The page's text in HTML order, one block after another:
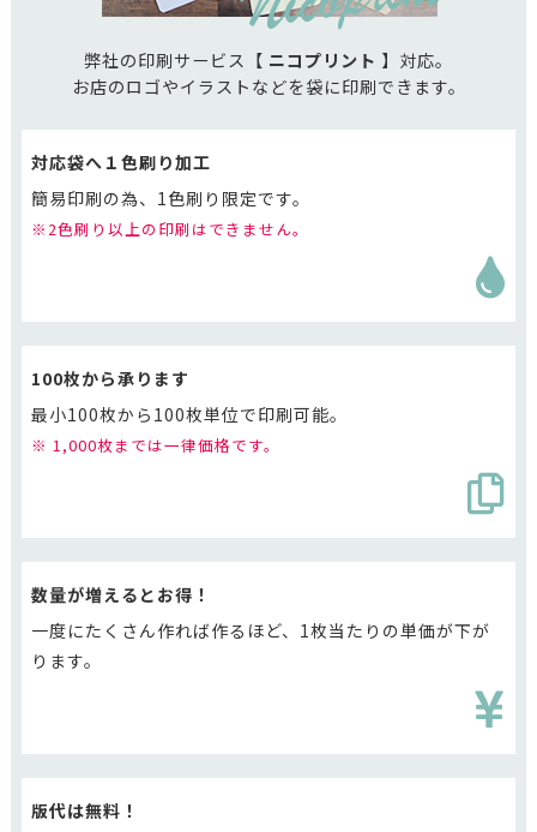
弊社の印刷サービス【 ニコプリント 】対応。
お店のロゴやイラストなどを袋に印刷できます。
対応袋へ１色刷り加工
簡易印刷の為、1色刷り限定です。
※2色刷り以上の印刷はできません。
100枚から承ります
最小100枚から100枚単位で印刷可能。
※ 1,000枚までは一律価格です。
数量が増えるとお得！
一度にたくさん作れば作るほど、1枚当たりの単価が下が
ります。
版代は無料！